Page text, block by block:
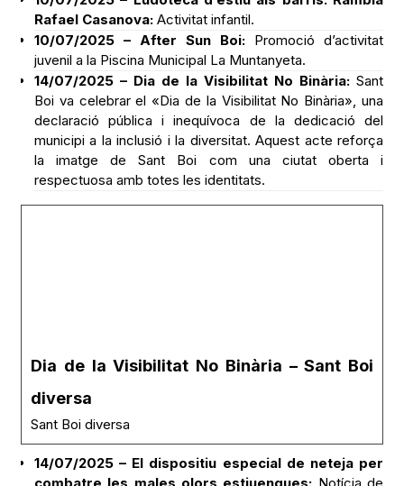
Rafael Casanova: Activitat infantil.
10/07/2025 – After Sun Boi: Promoció d’activitat
juvenil a la Piscina Municipal La Muntanyeta.
14/07/2025 – Dia de la Visibilitat No Binària: Sant
Boi va celebrar el «Dia de la Visibilitat No Binària», una
declaració pública i inequívoca de la dedicació del
municipi a la inclusió i la diversitat. Aquest acte reforça
la imatge de Sant Boi com una ciutat oberta i
respectuosa amb totes les identitats.
Dia de la Visibilitat No Binària – Sant Boi
diversa
Sant Boi diversa
14/07/2025 – El dispositiu especial de neteja per